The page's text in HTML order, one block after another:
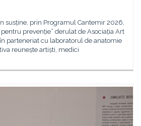
susține, prin Programul Cantemir 2026,
prevenție” derulat de Asociația Art
parteneriat cu laboratorul de anatomie
reunește artiști, medici